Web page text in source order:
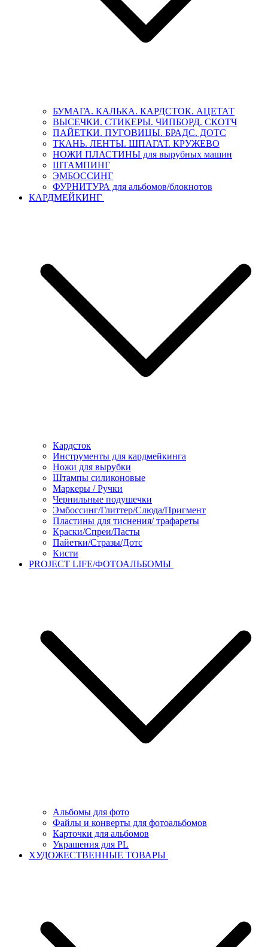
БУМАГА. КАЛЬКА. КАРДСТОК. АЦЕТАТ
ВЫСЕЧКИ. СТИКЕРЫ. ЧИПБОРД. СКОТЧ
ПАЙЕТКИ. ПУГОВИЦЫ. БРАДС. ДОТС
ТКАНЬ. ЛЕНТЫ. ШПАГАТ. КРУЖЕВО
НОЖИ ПЛАСТИНЫ для вырубных машин
ШТАМПИНГ
ЭМБОССИНГ
ФУРНИТУРА для альбомов/блокнотов
КАРДМЕЙКИНГ
Кардсток
Инструменты для кардмейкинга
Ножи для вырубки
Штампы силиконовые
Маркеры / Ручки
Чернильные подушечки
Эмбоссинг/Глиттер/Слюда/Пригмент
Пластины для тиснения/ трафареты
Краски/Спреи/Пасты
Пайетки/Стразы/Дотс
Кисти
PROJECT LIFE/ФОТОАЛЬБОМЫ
Альбомы для фото
Файлы и конверты для фотоальбомов
Карточки для альбомов
Украшения для PL
ХУДОЖЕСТВЕННЫЕ ТОВАРЫ